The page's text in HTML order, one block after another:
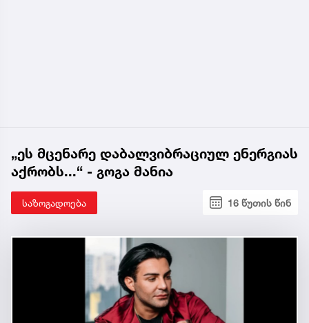
„ეს მცენარე დაბალვიბრაციულ ენერგიას
აქრობს...“ - გოგა მანია
საზოგადოება 16 წუთის წინ